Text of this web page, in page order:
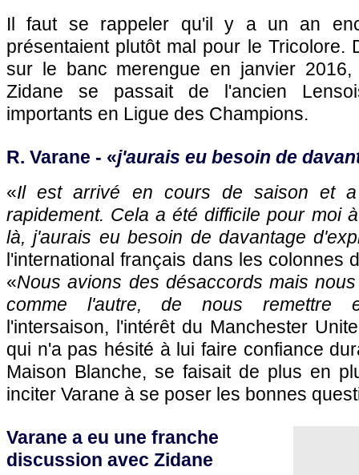
Il faut se rappeler qu'il y a un an
présentaient plutôt mal pour le Tricolore.
sur le banc merengue en janvier 2016,
Zidane se passait de l'ancien
importants en Ligue des Champions.
R. Varane - «j'aurais eu besoin de
«Il est arrivé en cours de saison et
rapidement. Cela a été difficile pour moi
là, j'aurais eu besoin de davantage
l'international français dans les colonnes
«Nous avions des désaccords mais
comme l'autre, de nous remettre
l'intersaison, l'intérêt du Manchester
qui n'a pas hésité à lui faire confiance
Maison Blanche, se faisait de plus en
inciter Varane à se poser les bonnes
Varane a eu une franche
discussion avec Zidane